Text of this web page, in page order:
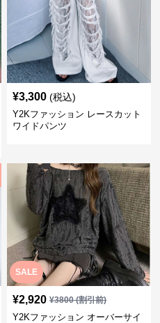
¥3,300 (税込)
Y2Kファッション レースカット
ワイドパンツ
SALE
¥2,920 ¥3800(割引前)
Y2Kファッション オーバーサイ